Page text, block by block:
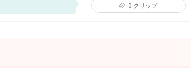
0 クリップ